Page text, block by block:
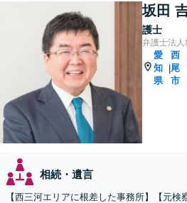
坂田
護士
弁護士法
愛
知
県
|
西
尾
市
相続・遺言
【西三河エリアに根差した事務所】【元検